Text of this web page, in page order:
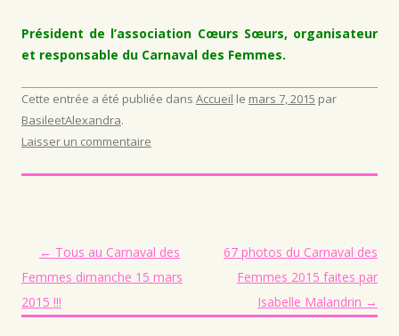
Président de l’association Cœurs Sœurs, organisateur
et responsable du Carnaval des Femmes.
Cette entrée a été publiée dans Accueil le mars 7, 2015 par
BasileetAlexandra.
Laisser un commentaire
Navigation des articles
← Tous au Carnaval des
Femmes dimanche 15 mars
2015 !!!
67 photos du Carnaval des
Femmes 2015 faites par
Isabelle Malandrin →